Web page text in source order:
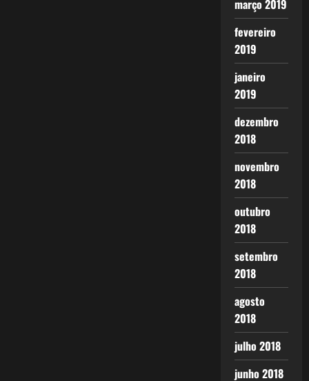
março 2019
fevereiro
2019
janeiro
2019
dezembro
2018
novembro
2018
outubro
2018
setembro
2018
agosto
2018
julho 2018
junho 2018